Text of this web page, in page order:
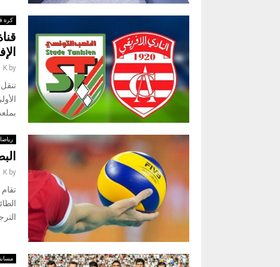
كرة
by
K
by
K